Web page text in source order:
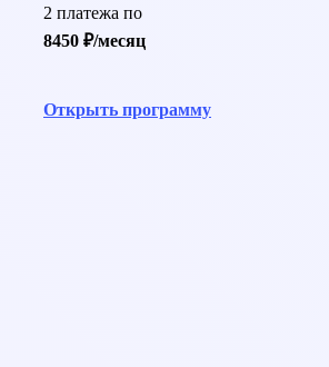
2 платежа по
8450 ₽/месяц
Открыть программу